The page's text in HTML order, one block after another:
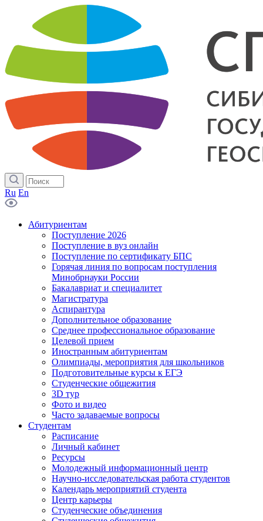
Ru En
Абитуриентам
Поступление 2026
Поступление в вуз онлайн
Поступление по сертификату БПС
Горячая линия по вопросам поступления
Минобрнауки России
Бакалавриат и специалитет
Магистратура
Аспирантура
Дополнительное образование
Среднее профессиональное образование
Целевой прием
Иностранным абитуриентам
Олимпиады, мероприятия для школьников
Подготовительные курсы к ЕГЭ
Студенческие общежития
3D тур
Фото и видео
Часто задаваемые вопросы
Студентам
Расписание
Личный кабинет
Ресурсы
Молодежный информационный центр
Научно-исследовательская работа студентов
Календарь мероприятий студента
Центр карьеры
Студенческие объединения